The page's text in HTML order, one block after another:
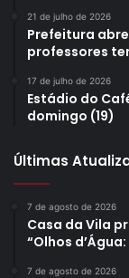
21 de julho de 2026
Prefeitura
professores
17 de julho de 2026
Estádio do
domingo (19)
Últimas
7 de agosto de 2026
Casa da Vila
“Olhos
7 de agosto de 2026